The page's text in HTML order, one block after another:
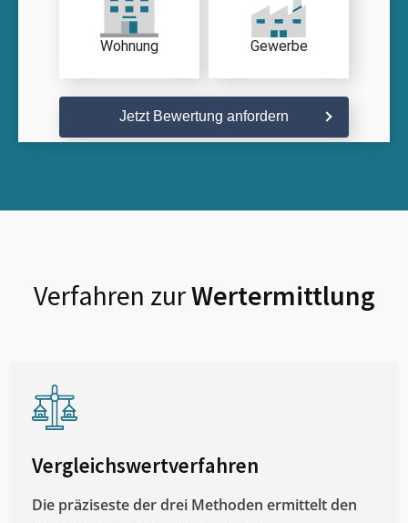
Wohnung Gewerbe
Jetzt Bewertung anfordern
Verfahren zurWertermittlung
Vergleichswertverfahren
Die präziseste der drei Methoden ermittelt den